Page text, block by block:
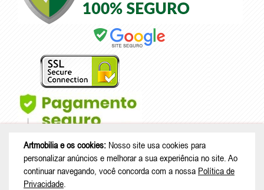
Artmobilia e os cookies: Nosso site usa cookies para
personalizar anúncios e melhorar a sua experiência no site. Ao
continuar navegando, você concorda com a nossa Política de
Privacidade